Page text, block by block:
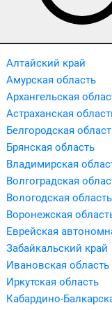
Алтайский край
Амурская область
Архангельская
Астраханская
Белгородская
Брянская область
Владимирская
Волгоградская
Вологодская область
Воронежская
Еврейская
Забайкальский край
Ивановская область
Иркутская область
Кабардино-